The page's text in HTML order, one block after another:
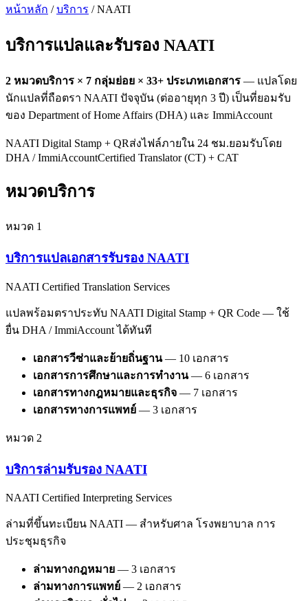
หน้าหลัก / บริการ / NAATI
บริการแปลและรับรอง NAATI
2 หมวดบริการ × 7 กลุ่มย่อย × 33+ ประเภทเอกสาร — แปลโดย
นักแปลที่ถือตรา NAATI ปัจจุบัน (ต่ออายุทุก 3 ปี) เป็นที่ยอมรับ
ของ Department of Home Affairs (DHA) และ ImmiAccount
NAATI Digital Stamp + QRส่งไฟล์ภายใน 24 ชม.ยอมรับโดย
DHA / ImmiAccountCertified Translator (CT) + CAT
หมวดบริการ
หมวด 1
บริการแปลเอกสารรับรอง NAATI
NAATI Certified Translation Services
แปลพร้อมตราประทับ NAATI Digital Stamp + QR Code — ใช้
ยื่น DHA / ImmiAccount ได้ทันที
เอกสารวีซ่าและย้ายถิ่นฐาน— 10 เอกสาร
เอกสารการศึกษาและการทำงาน— 6 เอกสาร
เอกสารทางกฎหมายและธุรกิจ — 7 เอกสาร
เอกสารทางการแพทย์ — 3 เอกสาร
หมวด 2
บริการล่ามรับรอง NAATI
NAATI Certified Interpreting Services
ล่ามที่ขึ้นทะเบียน NAATI — สำหรับศาล โรงพยาบาล การ
ประชุมธุรกิจ
ล่ามทางกฎหมาย — 3 เอกสาร
ล่ามทางการแพทย์ — 2 เอกสาร